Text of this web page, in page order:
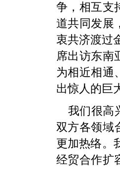
争，相互支
道共同发展
衷共济渡过
席出访东南
为相近相通
出惊人的巨
我们很高
双方各领域
更加热络。
经贸合作扩